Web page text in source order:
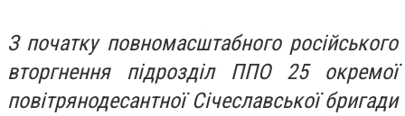
З початку повномасштабного російського
вторгнення підрозділ ППО 25 окремої
повітрянодесантної Січеславської бригади